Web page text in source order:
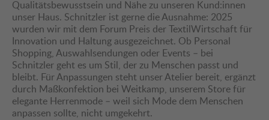
Qualitätsbewusstsein und Nähe zu unseren Kund:innen
unser Haus. Schnitzler ist gerne die Ausnahme: 2025
wurden wir mit dem Forum Preis der TextilWirtschaft für
Innovation und Haltung ausgezeichnet. Ob Personal
Shopping, Auswahlsendungen oder Events – bei
Schnitzler geht es um Stil, der zu Menschen passt und
bleibt. Für Anpassungen steht unser Atelier bereit, ergänzt
durch Maßkonfektion bei Weitkamp, unserem Store für
elegante Herrenmode – weil sich Mode dem Menschen
anpassen sollte, nicht umgekehrt.